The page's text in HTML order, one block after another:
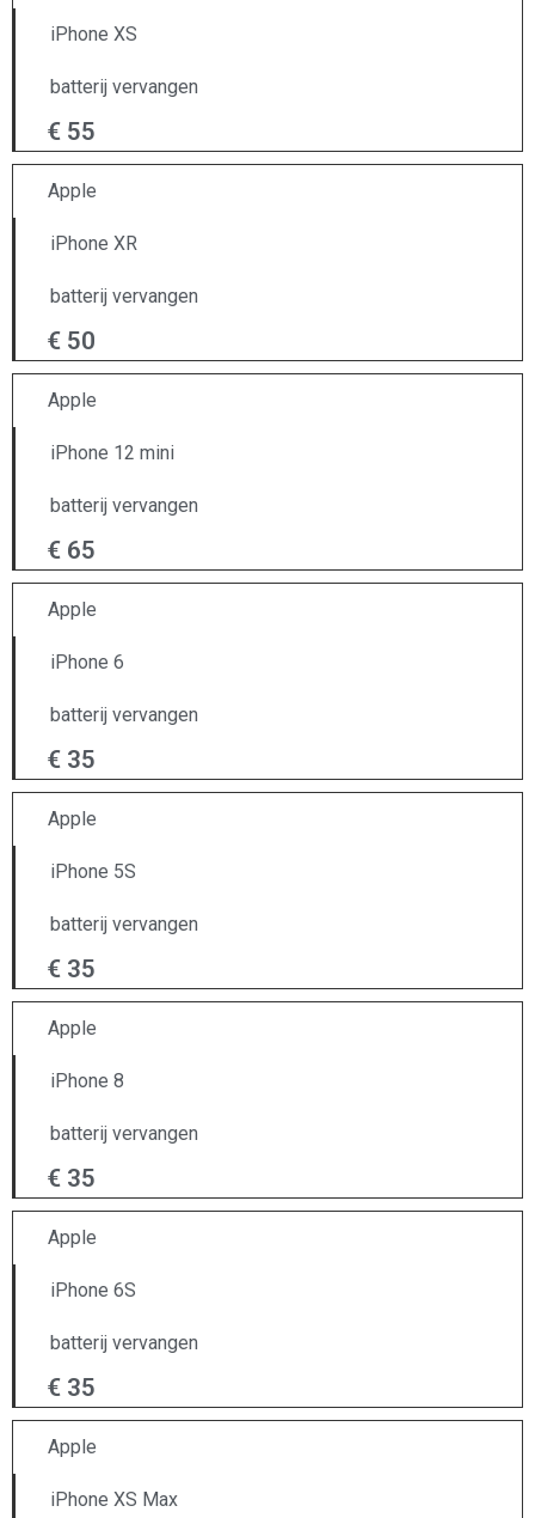
iPhone XS
batterij vervangen
€ 55
Apple
iPhone XR
batterij vervangen
€ 50
Apple
iPhone 12 mini
batterij vervangen
€ 65
Apple
iPhone 6
batterij vervangen
€ 35
Apple
iPhone 5S
batterij vervangen
€ 35
Apple
iPhone 8
batterij vervangen
€ 35
Apple
iPhone 6S
batterij vervangen
€ 35
Apple
iPhone XS Max